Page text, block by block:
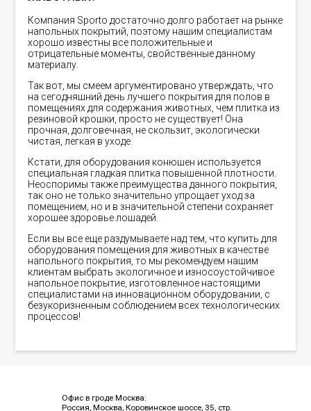
Компания Sporto достаточно долго работает на рынке
напольных покрытий, поэтому нашим специалистам
хорошо известны все положительные и
отрицательные моменты, свойственные данному
материалу.
Так вот, мы смеем аргументировано утверждать, что
на сегодняшний день лучшего покрытия для полов в
помещениях для содержания животных, чем плитка из
резиновой крошки, просто не существует! Она
прочная, долговечная, не скользит, экологически
чистая, легкая в уходе.
Кстати, для оборудования конюшен используется
специальная гладкая плитка повышенной плотности.
Неоспоримы также преимущества данного покрытия,
так оно не только значительно упрощает уход за
помещением, но и в значительной степени сохраняет
хорошее здоровье лошадей.
Если вы все еще раздумываете над тем, что купить для
оборудования помещения для животных в качестве
напольного покрытия, то мы рекомендуем нашим
клиентам выбрать экологичное и износоустойчивое
напольное покрытие, изготовленное настоящими
специалистами на инновационном оборудовании, с
безукоризненным соблюдением всех технологических
процессов!
Офис в гроде Москва:
Россия, Москва, Коровинское шоссе, 35, стр.